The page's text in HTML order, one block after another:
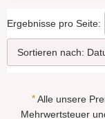
Ergebnisse pro Seite:
* Alle unsere
Mehrwertsteuer